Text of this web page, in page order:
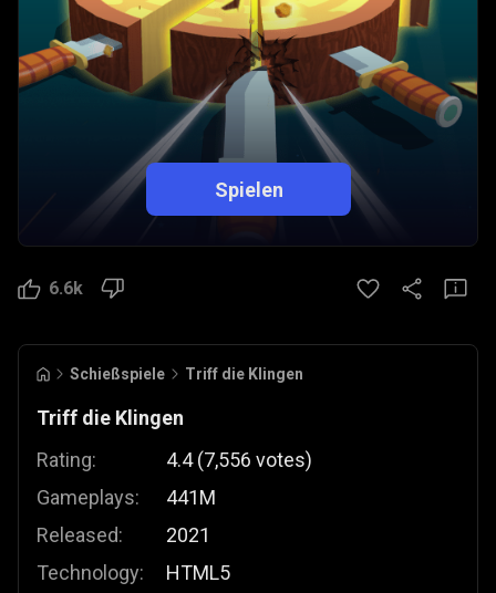
Spielen
6.6k
Schießspiele Triff die Klingen
Triff die Klingen
Rating:
Gameplays:
Released:
Technology:
4.4 (7,556 votes)
441M
2021
HTML5